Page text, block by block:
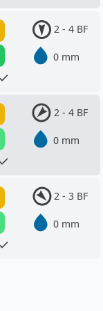
2 - 4 BF
0 mm
2 - 4 BF
0 mm
2 - 3 BF
0 mm